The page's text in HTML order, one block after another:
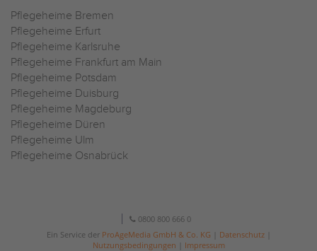
Pflegeheime Bremen
Pflegeheime Erfurt
Pflegeheime Karlsruhe
Pflegeheime Frankfurt am Main
Pflegeheime Potsdam
Pflegeheime Duisburg
Pflegeheime Magdeburg
Pflegeheime Düren
Pflegeheime Ulm
Pflegeheime Osnabrück
0800 800 666 0
Ein Service der ProAgeMedia GmbH & Co. KG Datenschutz|
Nutzungsbedingungen
Impressum